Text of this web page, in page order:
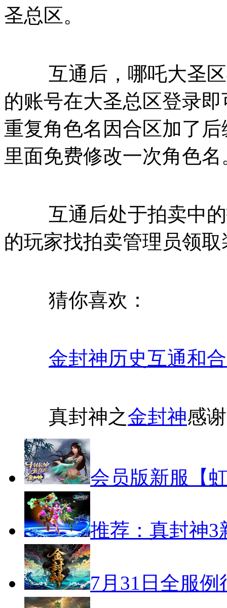
圣总区。
互通后，哪吒大圣区
的账号在大圣总区登录
重复角色名因合区加了
里面免费修改一次角色名
互通后处于拍卖中的
的玩家找拍卖管理员领
猜你喜欢：
金封神历史互通和
真封神之金封神感
会员版新服【
推荐：真封神3
7月31日全服